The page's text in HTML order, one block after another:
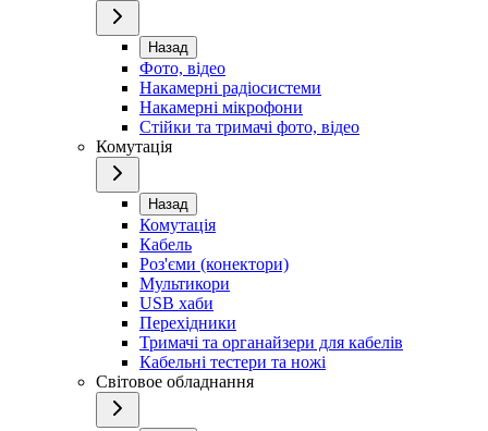
Назад
Фото, відео
Накамерні радіосистеми
Накамерні мікрофони
Стійки та тримачі фото, відео
Комутація
Назад
Комутація
Кабель
Роз'єми (конектори)
Мультикори
USB хаби
Перехідники
Тримачі та органайзери для кабелів
Кабельні тестери та ножі
Світовое обладнання